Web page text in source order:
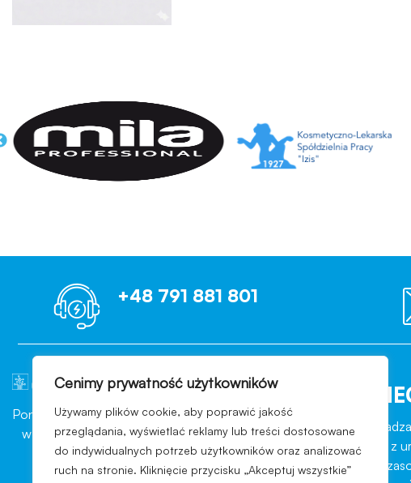
Cenimy prywatność użytkowników
Używamy plików cookie, aby poprawić jakość
przeglądania, wyświetlać reklamy lub treści dostosowane
do indywidualnych potrzeb użytkowników oraz analizować
ruch na stronie. Kliknięcie przycisku „Akceptuj wszystkie”
+48 791 881 801
Ponad 10 lat doświadczenia
w branży konsultingowej
sektora przemysłu
kosmetycznego
OCENIAMY
Każdego dnia nasi Klienci
pomyślnie przechodzą kontrole z
branży, indywidualny warsztat